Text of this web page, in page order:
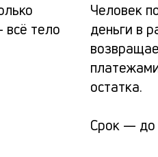
всё тело
Человек
деньги в
остатка.
Срок — до